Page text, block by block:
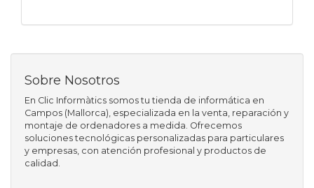
Sobre Nosotros
En Clic Informàtics somos tu tienda de informática en
Campos (Mallorca), especializada en la venta, reparación y
montaje de ordenadores a medida. Ofrecemos
soluciones tecnológicas personalizadas para particulares
y empresas, con atención profesional y productos de
calidad.